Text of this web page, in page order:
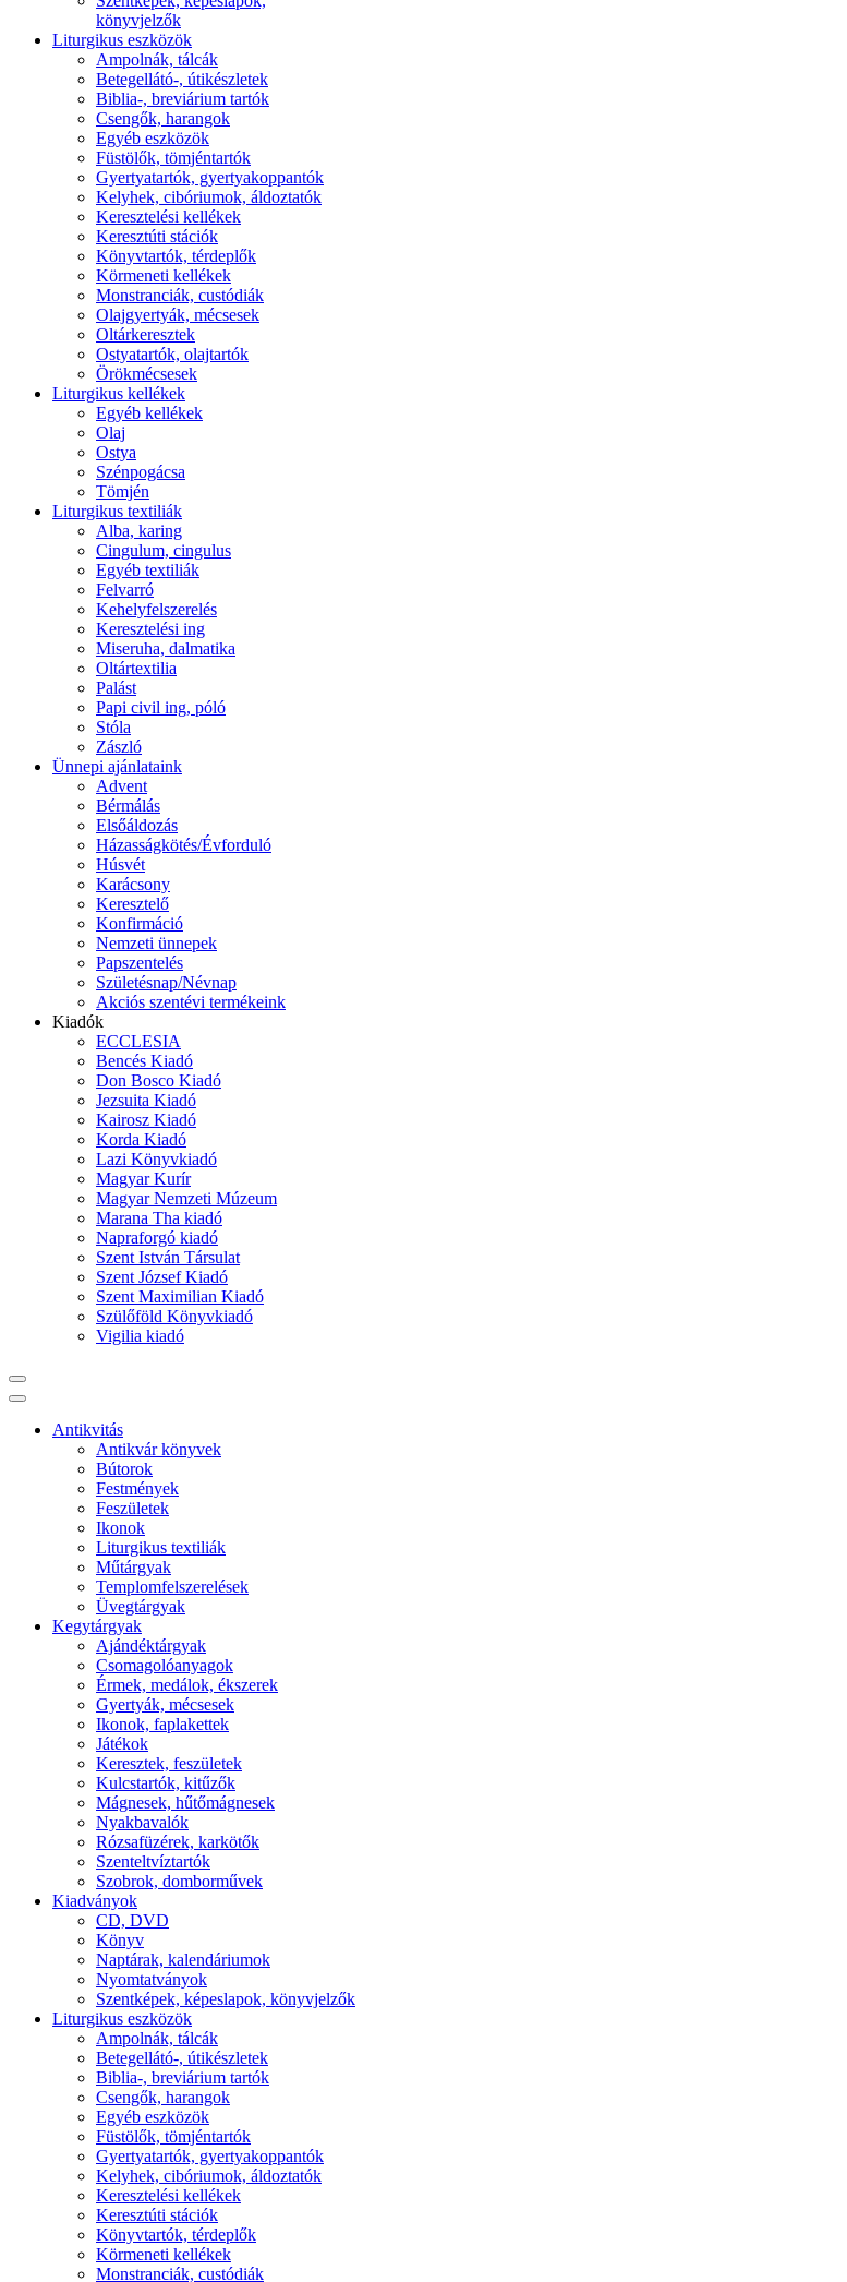
könyvjelzők
Liturgikus eszközök
Ampolnák, tálcák
Betegellátó-, útikészletek
Biblia-, breviárium tartók
Csengők, harangok
Egyéb eszközök
Füstölők, tömjéntartók
Gyertyatartók, gyertyakoppantók
Kelyhek, cibóriumok, áldoztatók
Keresztelési kellékek
Keresztúti stációk
Könyvtartók, térdeplők
Körmeneti kellékek
Monstranciák, custódiák
Olajgyertyák, mécsesek
Oltárkeresztek
Ostyatartók, olajtartók
Örökmécsesek
Liturgikus kellékek
Egyéb kellékek
Olaj
Ostya
Szénpogácsa
Tömjén
Liturgikus textiliák
Alba, karing
Cingulum, cingulus
Egyéb textiliák
Felvarró
Kehelyfelszerelés
Keresztelési ing
Miseruha, dalmatika
Oltártextilia
Palást
Papi civil ing, póló
Stóla
Zászló
Ünnepi ajánlataink
Advent
Bérmálás
Elsőáldozás
Házasságkötés/Évforduló
Húsvét
Karácsony
Keresztelő
Konfirmáció
Nemzeti ünnepek
Papszentelés
Születésnap/Névnap
Akciós szentévi termékeink
Kiadók
ECCLESIA
Bencés Kiadó
Don Bosco Kiadó
Jezsuita Kiadó
Kairosz Kiadó
Korda Kiadó
Lazi Könyvkiadó
Magyar Kurír
Magyar Nemzeti Múzeum
Marana Tha kiadó
Napraforgó kiadó
Szent István Társulat
Szent József Kiadó
Szent Maximilian Kiadó
Szülőföld Könyvkiadó
Vigilia kiadó
Antikvitás
Antikvár könyvek
Bútorok
Festmények
Feszületek
Ikonok
Liturgikus textiliák
Műtárgyak
Templomfelszerelések
Üvegtárgyak
Kegytárgyak
Ajándéktárgyak
Csomagolóanyagok
Érmek, medálok, ékszerek
Gyertyák, mécsesek
Ikonok, faplakettek
Játékok
Keresztek, feszületek
Kulcstartók, kitűzők
Mágnesek, hűtőmágnesek
Nyakbavalók
Rózsafüzérek, karkötők
Szenteltvíztartók
Szobrok, domborművek
Kiadványok
CD, DVD
Könyv
Naptárak, kalendáriumok
Nyomtatványok
Szentképek, képeslapok, könyvjelzők
Liturgikus eszközök
Ampolnák, tálcák
Betegellátó-, útikészletek
Biblia-, breviárium tartók
Csengők, harangok
Egyéb eszközök
Füstölők, tömjéntartók
Gyertyatartók, gyertyakoppantók
Kelyhek, cibóriumok, áldoztatók
Keresztelési kellékek
Keresztúti stációk
Könyvtartók, térdeplők
Körmeneti kellékek
Monstranciák, custódiák